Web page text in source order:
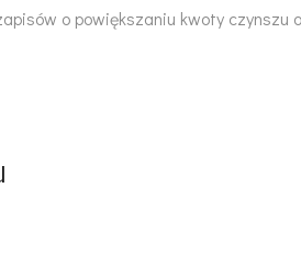
o powiększaniu kwoty